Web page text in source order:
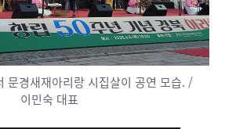
문경새재아리랑 시집살이 공연 모습. /
이민숙 대표